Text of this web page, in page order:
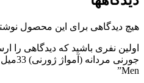
هیچ دیدگاهی برای این محصول
اولین نفری باشید که دیدگاهی را
Men”